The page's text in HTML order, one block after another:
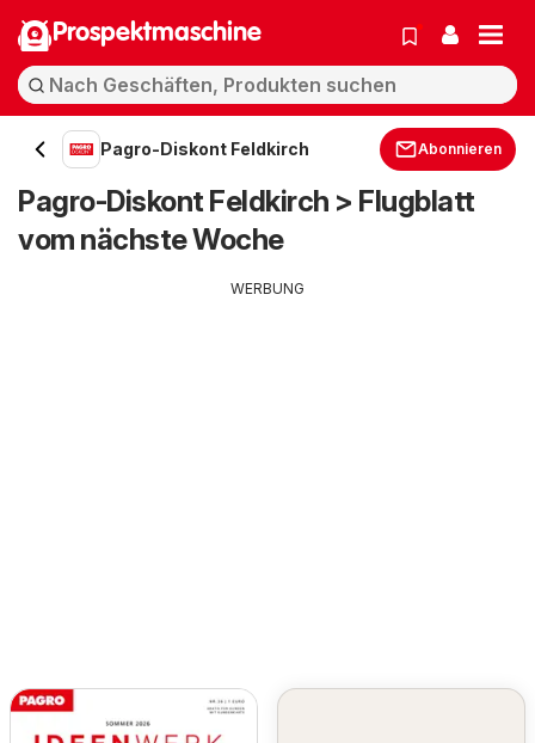
Prospektmaschine
Pagro-Diskont Feldkirch Abonnieren
Pagro-Diskont Feldkirch > Flugblatt
vom nächste Woche
WERBUNG